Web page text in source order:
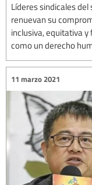
Líderes sindicales
renuevan su
inclusiva, equitativa
como un derecho
11 marzo 2021